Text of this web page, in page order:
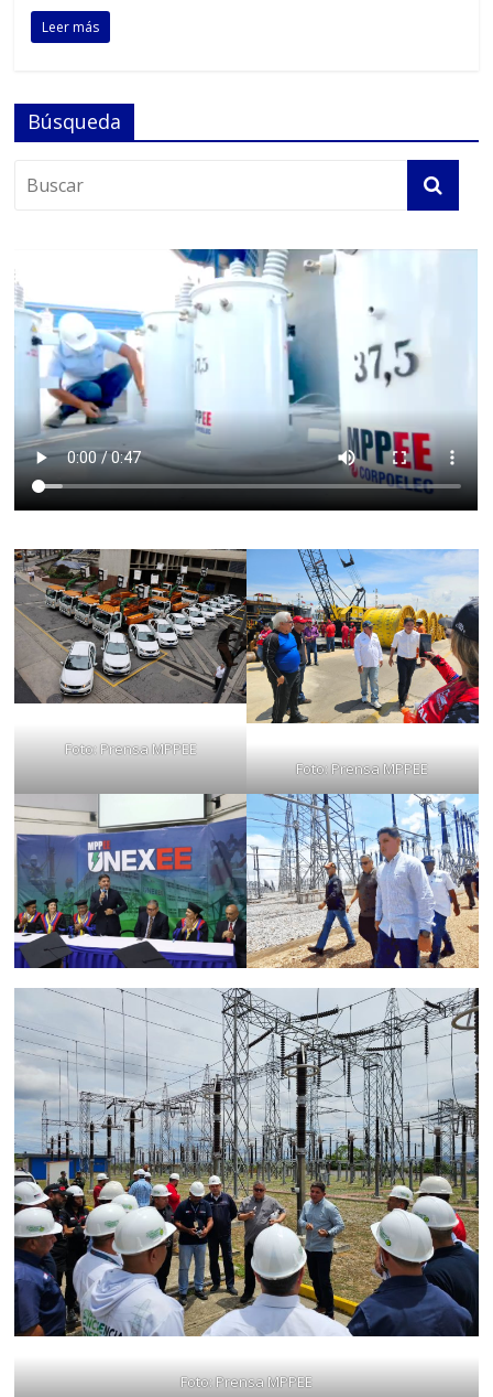
Leer más
Búsqueda
Foto: Prensa MPPEE
Foto: Prensa MPPEE
Foto: Prensa MPPEE